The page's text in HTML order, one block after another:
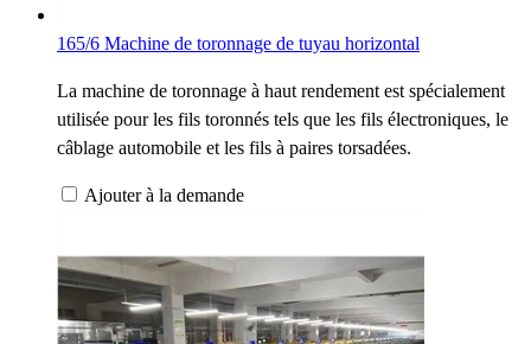
165/6 Machine de toronnage de tuyau horizontal
La machine de toronnage à haut rendement est spécialement
utilisée pour les fils toronnés tels que les fils électroniques, le
câblage automobile et les fils à paires torsadées.
Ajouter à la demande